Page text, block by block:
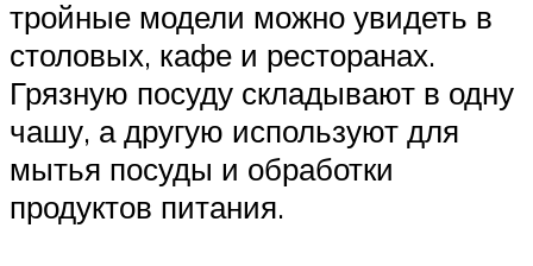
тройные модели можно увидеть в
столовых, кафе и ресторанах.
Грязную посуду складывают в одну
чашу, а другую используют для
мытья посуды и обработки
продуктов питания.